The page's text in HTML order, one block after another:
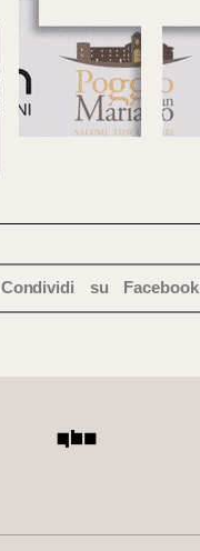
Condividi su Facebook